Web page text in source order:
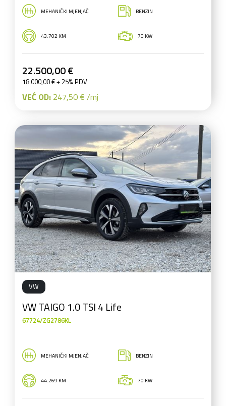
MEHANIČKI MJENJAČ BENZIN
43.702 KM 70 KW
22.500,00 €
18.000,00 € + 25% PDV
VEĆ OD: 247,50 € /mj
VW
VW TAIGO 1.0 TSI 4 Life
67724/ZG2786KL
MEHANIČKI MJENJAČ BENZIN
44.269 KM 70 KW